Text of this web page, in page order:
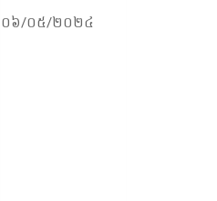
០៦/០៥/២០២៤